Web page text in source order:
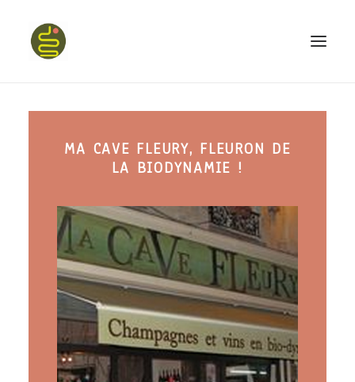
PROGRAMME HAPPY BELLY
CONFÉRENCES
podcast kinoa
ARTICLES
MA CAVE FLEURY, FLEURON DE
LA BIODYNAMIE !